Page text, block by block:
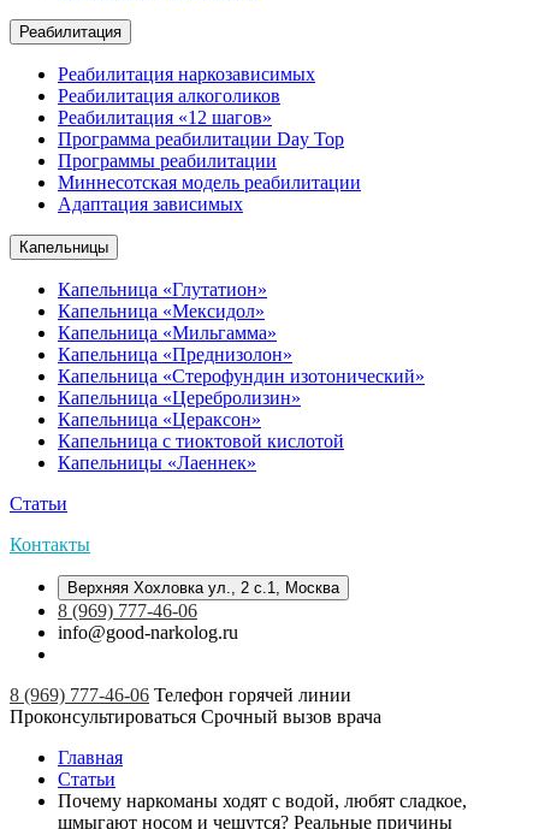
Реабилитация
Реабилитация наркозависимых
Реабилитация алкоголиков
Реабилитация «12 шагов»
Программа реабилитации Day Top
Программы реабилитации
Миннесотская модель реабилитации
Адаптация зависимых
Капельницы
Капельница «Глутатион»
Капельница «Мексидол»
Капельница «Мильгамма»
Капельница «Преднизолон»
Капельница «Стерофундин изотонический»
Капельница «Церебролизин»
Капельница «Цераксон»
Капельница с тиоктовой кислотой
Капельницы «Лаеннек»
Статьи
Контакты
Верхняя Хохловка ул., 2 с.1, Москва
8 (969) 777-46-06
info@good-narkolog.ru
8 (969) 777-46-06 Телефон горячей линии
Проконсультироваться Срочный вызов врача
Главная
Статьи
Почему наркоманы ходят с водой, любят сладкое,
шмыгают носом и чешутся? Реальные причины